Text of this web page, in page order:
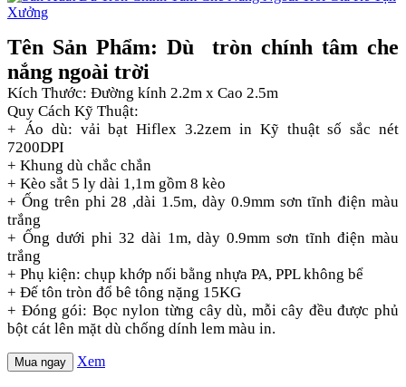
Tên Sản Phẩm: Dù tròn chính tâm che
nắng ngoài trời
Kích Thước: Đường kính 2.2m x Cao 2.5m
Quy Cách Kỹ Thuật:
+ Áo dù: vải bạt Hiflex 3.2zem in Kỹ thuật số sắc nét
7200DPI
+ Khung dù chắc chắn
+ Kèo sắt 5 ly dài 1,1m gồm 8 kèo
+ Ống trên phi 28 ,dài 1.5m, dày 0.9mm sơn tĩnh điện màu
trắng
+ Ống dưới phi 32 dài 1m, dày 0.9mm sơn tĩnh điện màu
trắng
+ Phụ kiện: chụp khớp nối bằng nhựa PA, PPL không bể
+ Đế tôn tròn đổ bê tông nặng 15KG
+ Đóng gói: Bọc nylon từng cây dù, mỗi cây đều được phủ
bột cát lên mặt dù chống dính lem màu in.
Mua ngay Xem